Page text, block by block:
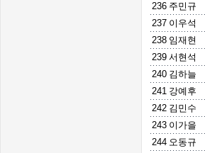
236 주민규
237 이우석
238 임재현
239 서현석
240 김하늘
241 강예후
242 김민수
243 이가을
244 오동규